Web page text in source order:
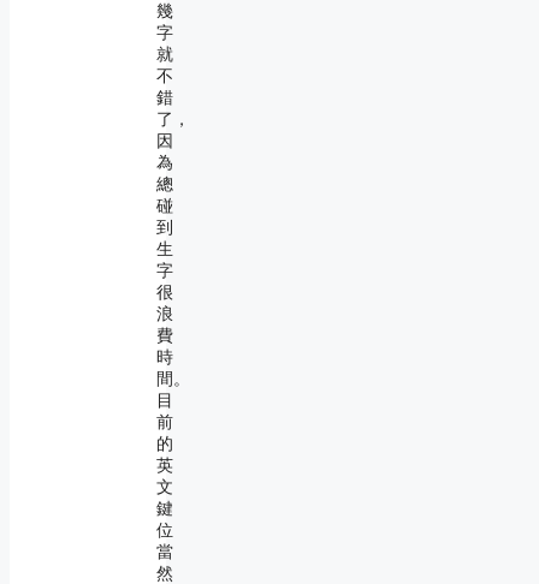
幾
字
就
不
錯
了，
因
為
總
碰
到
生
字
很
浪
費
時
間。
目
前
的
英
文
鍵
位
當
然